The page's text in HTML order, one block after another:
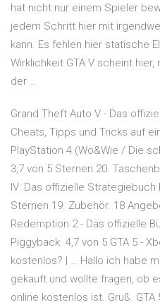
hat nicht nur einem Spieler
jedem Schritt hier mit
kann. Es fehlen hier statische
Wirklichkeit GTA V scheint
der …
Grand Theft Auto V - Das
Cheats, Tipps und Tricks auf
PlayStation 4 (Wo&Wie / Die
3,7 von 5 Sternen 20.
IV: Das offizielle
Sternen 19. Zubehör. 18
Redemption 2 - Das offizielle
Piggyback. 4,7 von 5 GTA 5 -
kostenlos? | … Hallo ich habe
gekauft und wollte fragen, ob
online kostenlos ist. Gruß. GTA